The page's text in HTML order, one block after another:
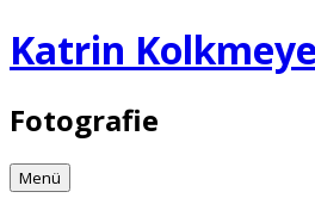
Katrin
Fotografie
Menü